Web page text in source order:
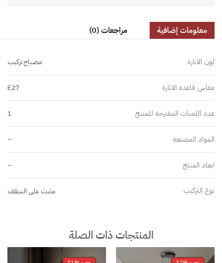
معلومات إضافية مراجعات (0)
لون الانارة مصباح تركيب
مقاس قاعدة الانارة E27
عدد اللمبات المقترحة للمنتج 1
المواد المصنعة –
ابعاد المنتج –
نوع التركيب مثبت على السقف
المنتجات ذات الصلة